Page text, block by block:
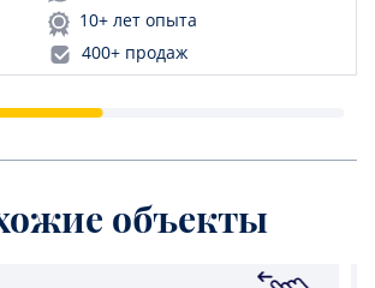
10+ лет опыта
400+ продаж
объекты